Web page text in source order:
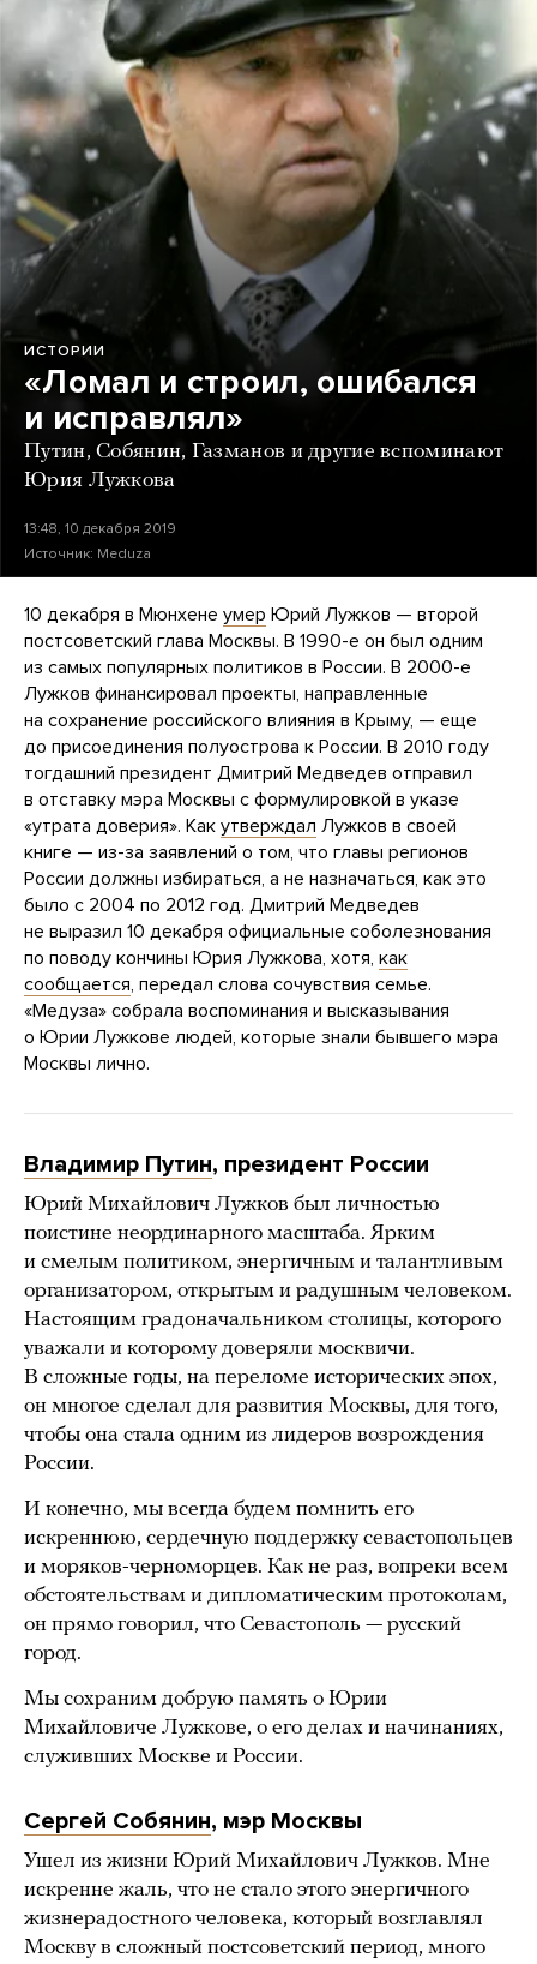
ИСТОРИИ
«Ломал и строил, ошибался
и исправлял»
Путин, Собянин, Газманов и другие вспоминают
Юрия Лужкова
13:48, 10 декабря 2019
Источник: Meduza
10 декабря в Мюнхене умер Юрий Лужков — второй
постсоветский глава Москвы. В 1990-е он был одним
из самых популярных политиков в России. В 2000-е
Лужков финансировал проекты, направленные
на сохранение российского влияния в Крыму, — еще
до присоединения полуострова к России. В 2010 году
тогдашний президент Дмитрий Медведев отправил
в отставку мэра Москвы с формулировкой в указе
«утрата доверия». Как утверждал Лужков в своей
книге — из-за заявлений о том, что главы регионов
России должны избираться, а не назначаться, как это
было с 2004 по 2012 год. Дмитрий Медведев
не выразил 10 декабря официальные соболезнования
по поводу кончины Юрия Лужкова, хотя, как
сообщается, передал слова сочувствия семье.
«Медуза» собрала воспоминания и высказывания
о Юрии Лужкове людей, которые знали бывшего мэра
Москвы лично.
Владимир Путин, президент России
Юрий Михайлович Лужков был личностью
поистине неординарного масштаба. Ярким
и смелым политиком, энергичным и талантливым
организатором, открытым и радушным человеком.
Настоящим градоначальником столицы, которого
уважали и которому доверяли москвичи.
В сложные годы, на переломе исторических эпох,
он многое сделал для развития Москвы, для того,
чтобы она стала одним из лидеров возрождения
России.
И конечно, мы всегда будем помнить его
искреннюю, сердечную поддержку севастопольцев
и моряков-черноморцев. Как не раз, вопреки всем
обстоятельствам и дипломатическим протоколам,
он прямо говорил, что Севастополь — русский
город.
Мы сохраним добрую память о Юрии
Михайловиче Лужкове, о его делах и начинаниях,
служивших Москве и России.
Сергей Собянин, мэр Москвы
Ушел из жизни Юрий Михайлович Лужков. Мне
искренне жаль, что не стало этого энергичного
жизнерадостного человека, который возглавлял
Москву в сложный постсоветский период, много